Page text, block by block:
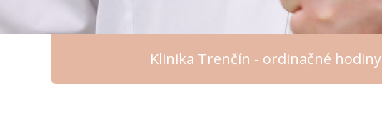
Klinika Trenčín - ordinačné hodiny